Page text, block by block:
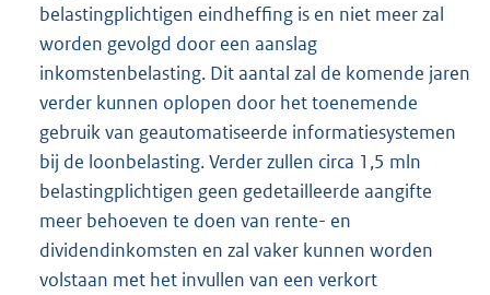
belastingplichtigen eindheffing is en niet meer zal
worden gevolgd door een aanslag
inkomstenbelasting. Dit aantal zal de komende jaren
verder kunnen oplopen door het toenemende
gebruik van geautomatiseerde informatiesystemen
bij de loonbelasting. Verder zullen circa 1,5 mln
belastingplichtigen geen gedetailleerde aangifte
meer behoeven te doen van rente- en
dividendinkomsten en zal vaker kunnen worden
volstaan met het invullen van een verkort